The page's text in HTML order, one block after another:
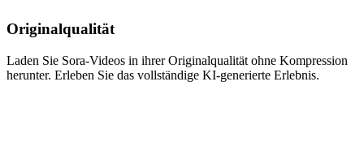
Originalqualität
Laden Sie Sora-Videos in ihrer Originalqualität ohne Kompression
herunter. Erleben Sie das vollständige KI-generierte Erlebnis.